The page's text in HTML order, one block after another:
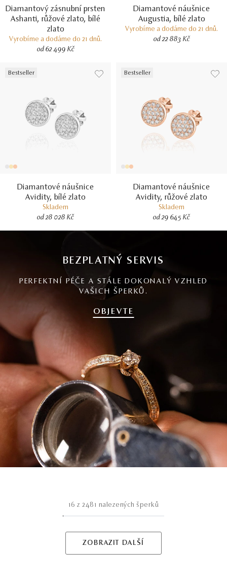
Diamantový zásnubní prsten
Ashanti, růžové zlato, bílé
zlato
Vyrobíme a dodáme do 21 dnů.
od 62 499 Kč
Diamantové náušnice
Augustia, bílé zlato
Vyrobíme a dodáme do 21 dnů.
od 22 883 Kč
Bestseller
Diamantové náušnice
Avidity, bílé zlato
Skladem
od 28 028 Kč
Bestseller
Diamantové náušnice
Avidity, růžové zlato
Skladem
od 29 645 Kč
BEZPLATNÝ SERVIS
PERFEKTNÍ PÉČE A STÁLE DOKONALÝ VZHLED
VAŠICH ŠPERKŮ.
OBJEVTE
16 z2481 nalezených šperků
ZOBRAZIT DALŠÍ